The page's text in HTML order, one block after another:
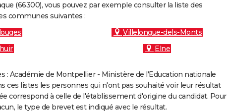
(66300), vous pouvez par exemple consulter la liste des
communes suivantes :
Villelongue-dels-Monts
Elne
: Académie de Montpellier - Ministère de l'Education nationale
ces listes les personnes qui n'ont pas souhaité voir leur résultat
correspond à celle de l'établissement d'origine du candidat. Pour
le type de brevet est indiqué avec le résultat.